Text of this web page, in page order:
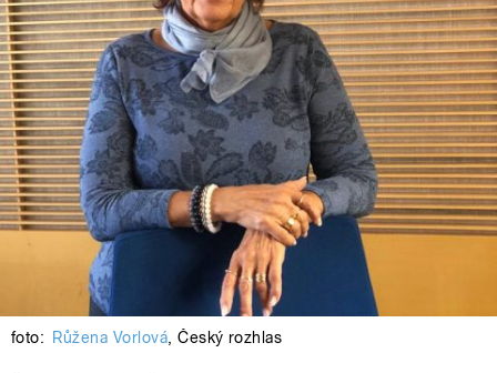
foto: Růžena Vorlová,Český rozhlas